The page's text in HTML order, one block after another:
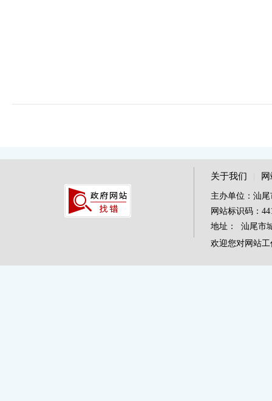
关于我们
主办单位：汕
网站标识码：
地址： 汕尾市
欢迎您对网站